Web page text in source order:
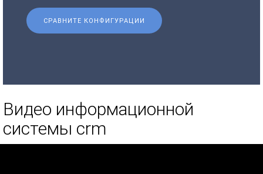
СРАВНИТЕ КОНФИГУРАЦИИ
Видео информационной
системы crm